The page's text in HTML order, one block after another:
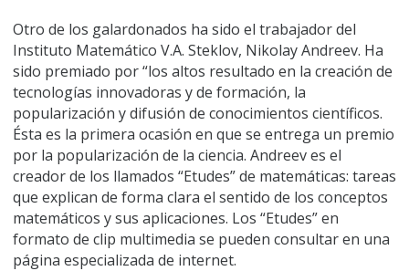
Otro de los galardonados ha sido el trabajador del
Instituto Matemático V.A. Steklov, Nikolay Andreev. Ha
sido premiado por “los altos resultado en la creación de
tecnologías innovadoras y de formación, la
popularización y difusión de conocimientos científicos.
Ésta es la primera ocasión en que se entrega un premio
por la popularización de la ciencia. Andreev es el
creador de los llamados “Etudes” de matemáticas: tareas
que explican de forma clara el sentido de los conceptos
matemáticos y sus aplicaciones. Los “Etudes” en
formato de clip multimedia se pueden consultar en una
página especializada de internet.